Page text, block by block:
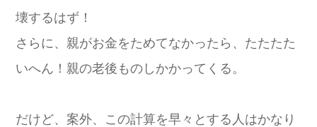
壊するはず！
さらに、親がお金をためてなかったら、たたたた
いへん！親の老後ものしかかってくる。
だけど、案外、この計算を早々とする人はかなり